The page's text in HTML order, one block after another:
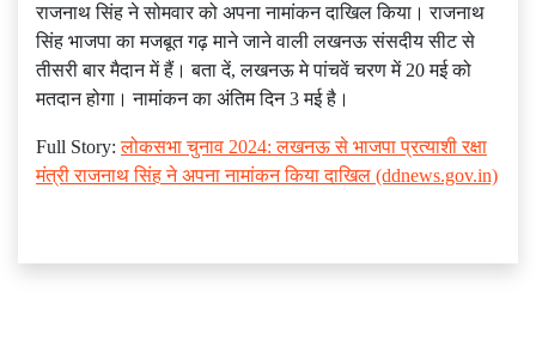
राजनाथ सिंह ने सोमवार को अपना नामांकन दाखिल किया। राजनाथ
सिंह भाजपा का मजबूत गढ़ माने जाने वाली लखनऊ संसदीय सीट से
तीसरी बार मैदान में हैं। बता दें, लखनऊ मे पांचवें चरण में 20 मई को
मतदान होगा। नामांकन का अंतिम दिन 3 मई है।
Full Story:लोकसभा चुनाव 2024: लखनऊ से भाजपा प्रत्याशी रक्षा
मंत्री राजनाथ सिंह ने अपना नामांकन किया दाखिल (ddnews.gov.in)